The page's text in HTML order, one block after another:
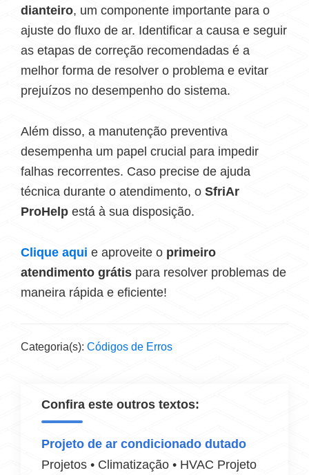
dianteiro, um componente importante para o
ajuste do fluxo de ar. Identificar a causa e seguir
as etapas de correção recomendadas é a
melhor forma de resolver o problema e evitar
prejuízos no desempenho do sistema.
Além disso, a manutenção preventiva
desempenha um papel crucial para impedir
falhas recorrentes. Caso precise de ajuda
técnica durante o atendimento, o SfriAr
ProHelp está à sua disposição.
Clique aqui e aproveite o primeiro
atendimento grátis para resolver problemas de
maneira rápida e eficiente!
Categoria(s): Códigos de Erros
Confira este outros textos:
Projeto de ar condicionado dutado
Projetos • Climatização • HVAC Projeto